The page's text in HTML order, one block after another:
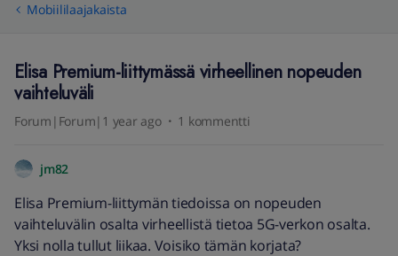
Mobiililaajakaista
Elisa Premium-liittymässä virheellinen nopeuden
vaihteluväli
Forum|Forum|1 year ago 1 kommentti
jm82
Elisa Premium-liittymän tiedoissa on nopeuden
vaihteluvälin osalta virheellistä tietoa 5G-verkon osalta.
Yksi nolla tullut liikaa. Voisiko tämän korjata?